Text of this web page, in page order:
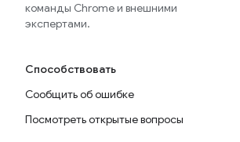
команды Chrome и внешними
экспертами.
Способствовать
Сообщить об ошибке
Посмотреть открытые вопросы